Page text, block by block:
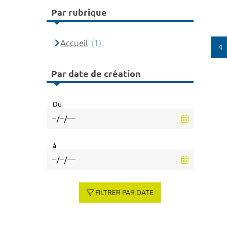
Par rubrique
Accueil (1)
Par date de création
Du
à
FILTRER PAR DATE